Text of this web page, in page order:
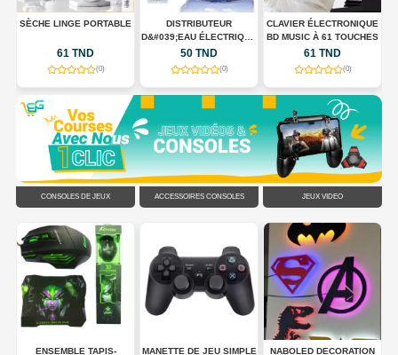
SÈCHE LINGE PORTABLE
61 TND
(0)
DISTRIBUTEUR
D&#039;EAU ÉLECTRIQUE
PORTABLE USB
RECHARGEABLE
50 TND
(0)
CLAVIER ÉLECTRONIQUE
BD MUSIC À 61 TOUCHES
61 TND
(0)
CONSOLES DE JEUX ACCESSOIRES CONSOLES JEUX VIDÉO
ENSEMBLE TAPIS-
MANETTE DE JEU SIMPLE
NABOLED DECORATION